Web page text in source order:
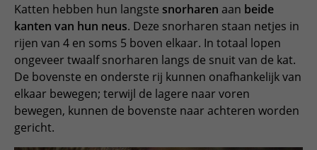
Katten hebben hun langste snorharen aan beide
kanten van hun neus. Deze snorharen staan ​​netjes in
rijen van 4 en soms 5 boven elkaar. In totaal lopen
ongeveer twaalf snorharen langs de snuit van de kat.
De bovenste en onderste rij kunnen onafhankelijk van
elkaar bewegen; terwijl de lagere naar voren
bewegen, kunnen de bovenste naar achteren worden
gericht.